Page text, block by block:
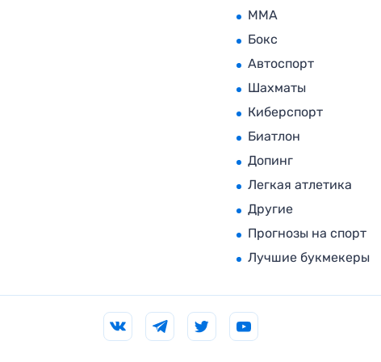
MMA
Бокс
Автоспорт
Шахматы
Киберспорт
Биатлон
Допинг
Легкая атлетика
Другие
Прогнозы на спорт
Лучшие букмекеры